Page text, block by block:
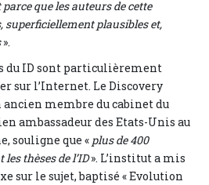
que les auteurs de cette
superficiellement plausibles et,
».
du ID sont particulièrement
sur l’Internet. Le Discovery
membre du cabinet du
ambassadeur des Etats-Unis au
souligne que « plus de 400
thèses de l’ID». L’institut a mis
sur le sujet, baptisé « Evolution